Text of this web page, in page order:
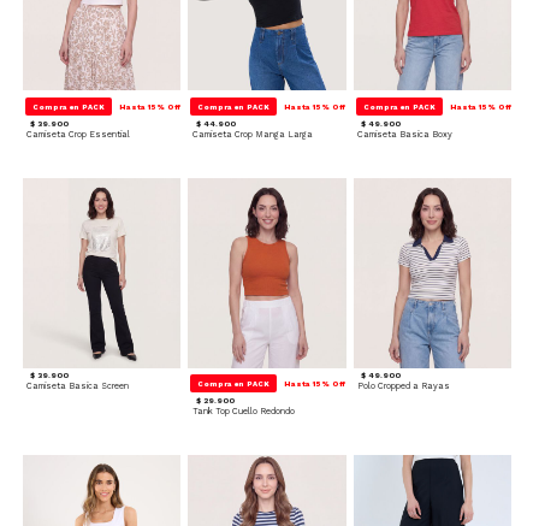
Compra en PACK Hasta 15% Off
$ 39.900
Camiseta Crop Essential
Compra en PACK Hasta 15% Off
$ 44.900
Camiseta Crop Manga Larga
Compra en PACK Hasta 15% Off
$ 49.900
Camiseta Basica Boxy
$ 39.900
Camiseta Basica Screen Compra en PACK Hasta 15% Off
$ 29.900
Tank Top Cuello Redondo
$ 49.900
Polo Cropped a Rayas